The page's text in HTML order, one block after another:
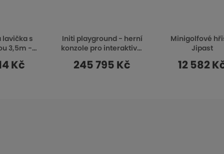
lavička s
3,5m -
Kč
Initi playground - herní
konzole pro interaktivní
245 795 Kč
Minigolfové
Jipast
12 582